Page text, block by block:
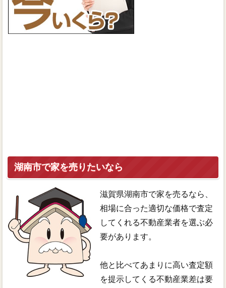
湖南市で家を売りたいなら
滋賀県湖南市で家を売るなら、
相場に合った適切な価格で査定
してくれる不動産業者を選ぶ必
要があります。
他と比べてあまりに高い査定額
を提示してくる不動産業差は要